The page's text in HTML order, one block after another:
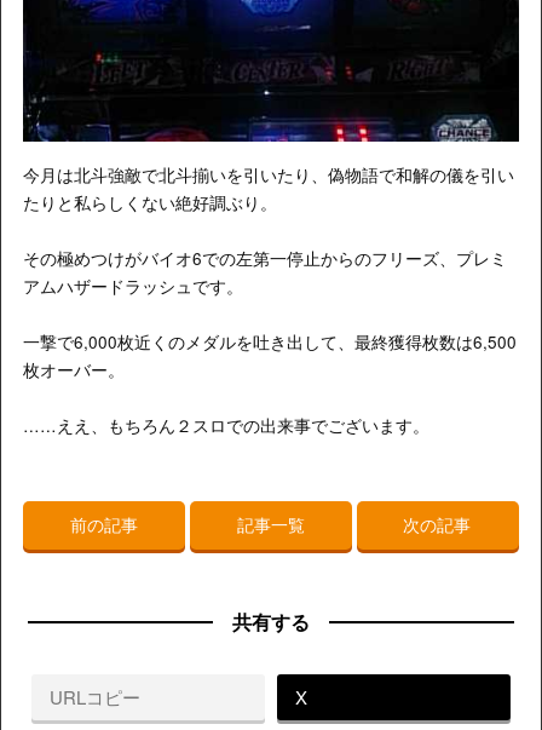
今月は北斗強敵で北斗揃いを引いたり、偽物語で和解の儀を引い
たりと私らしくない絶好調ぶり。
その極めつけがバイオ6での左第一停止からのフリーズ、プレミ
アムハザードラッシュです。
一撃で6,000枚近くのメダルを吐き出して、最終獲得枚数は6,500
枚オーバー。
……ええ、もちろん２スロでの出来事でございます。
前の記事 記事一覧 次の記事
共有する
URLコピー X